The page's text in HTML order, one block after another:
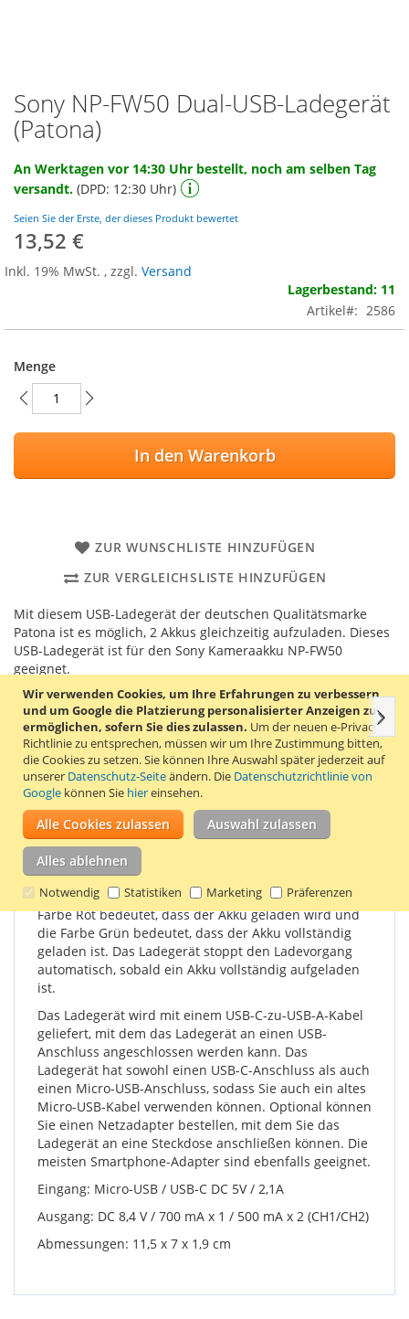
Wir verwenden Cookies, um Ihre Erfahrungen zu verbessern
und um Google die Platzierung personalisierter Anzeigen zu
ermöglichen, sofern Sie dies zulassen. Um der neuen e-Privacy-
Richtlinie zu entsprechen, müssen wir um Ihre Zustimmung bitten,
die Cookies zu setzen.Sie können Ihre Auswahl später jederzeit auf
unserer Datenschutz-Seiteändern. Die Datenschutzrichtlinie von
Google können Sie hiereinsehen.
Alle Cookies zulassen Auswahl zulassen
Alles ablehnen
Notwendig Statistiken Marketing Präferenzen
Zum
Anfang
der
springen
Sony NP-FW50 Dual-USB-Ladegerät
(Patona)
An Werktagen vor 14:30 Uhr bestellt, noch am selben Tag
versandt. (DPD: 12:30 Uhr)
Seien Sie der Erste, der dieses Produkt bewertet
13,52 €
Inkl. 19% MwSt. , zzgl. Versand
Lagerbestand: 11
Artikel
2586
Menge
In den Warenkorb
ZUR WUNSCHLISTE HINZUFÜGEN
ZUR VERGLEICHSLISTE HINZUFÜGEN
Mit diesem USB-Ladegerät der deutschen Qualitätsmarke
Patona ist es möglich, 2 Akkus gleichzeitig aufzuladen. Dieses
USB-Ladegerät ist für den Sony Kameraakku NP-FW50
geeignet.
Einzelheiten Produkteigenschaften Bewertungen
Der Sony NP-FW50 Akku ist in den Sony Kameras
A5000 / A6000 / A33 / A55 / NEX-3 / NEX-5 / NEX-7 /
NEX-C3 enthalten.
Das Ladegerät verfügt über 2 Ladeschächte, die
unabhängig voneinander genutzt werden können.
Jeder Ladeschacht hat eine LED-Leuchte, die den
Ladestatus mit den Farben Rot und Grün anzeigt. Die
Farbe Rot bedeutet, dass der Akku geladen wird und
die Farbe Grün bedeutet, dass der Akku vollständig
geladen ist. Das Ladegerät stoppt den Ladevorgang
automatisch, sobald ein Akku vollständig aufgeladen
ist.
Das Ladegerät wird mit einem USB-C-zu-USB-A-Kabel
geliefert, mit dem das Ladegerät an einen USB-
Anschluss angeschlossen werden kann. Das
Ladegerät hat sowohl einen USB-C-Anschluss als auch
einen Micro-USB-Anschluss, sodass Sie auch ein altes
Micro-USB-Kabel verwenden können. Optional können
Sie einen Netzadapter bestellen, mit dem Sie das
Ladegerät an eine Steckdose anschließen können. Die
meisten Smartphone-Adapter sind ebenfalls geeignet.
Eingang: Micro-USB / USB-C DC 5V / 2,1A
Ausgang: DC 8,4 V / 700 mA x 1 / 500 mA x 2 (CH1/CH2)
Abmessungen: 11,5 x 7 x 1,9 cm